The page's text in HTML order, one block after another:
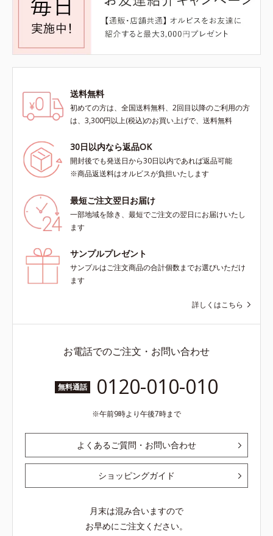
送料無料
初めての方は、全国送料無料、2回目以降のご利用の方
は、3,300円以上(税込)のお買い上げで、送料無料
30日以内なら返品OK
開封後でも発送日から30日以内であれば返品可能
※商品返送料はオルビスが負担いたします
最短ご注文翌日お届け
一部地域を除き、最短でご注文の翌日にお届けいたし
ます
サンプルプレゼント
サンプルはご注文商品の合計個数までお選びいただけ
ます
詳しくはこちら
お電話でのご注文・お問い合わせ
無料通話 0120-010-010
午前9時より午後7時まで
よくあるご質問・お問い合わせ
ショッピングガイド
月末は混み合いますので
お早めにご注文ください。